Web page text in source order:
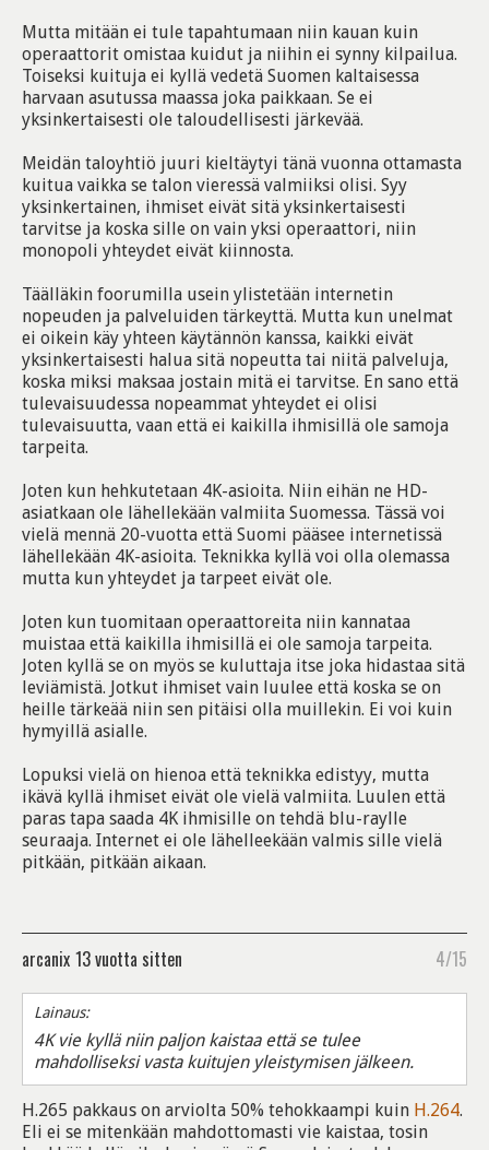
Mutta mitään ei tule tapahtumaan niin kauan kuin
operaattorit omistaa kuidut ja niihin ei synny kilpailua.
Toiseksi kuituja ei kyllä vedetä Suomen kaltaisessa
harvaan asutussa maassa joka paikkaan. Se ei
yksinkertaisesti ole taloudellisesti järkevää.
Meidän taloyhtiö juuri kieltäytyi tänä vuonna ottamasta
kuitua vaikka se talon vieressä valmiiksi olisi. Syy
yksinkertainen, ihmiset eivät sitä yksinkertaisesti
tarvitse ja koska sille on vain yksi operaattori, niin
monopoli yhteydet eivät kiinnosta.
Täälläkin foorumilla usein ylistetään internetin
nopeuden ja palveluiden tärkeyttä. Mutta kun unelmat
ei oikein käy yhteen käytännön kanssa, kaikki eivät
yksinkertaisesti halua sitä nopeutta tai niitä palveluja,
koska miksi maksaa jostain mitä ei tarvitse. En sano että
tulevaisuudessa nopeammat yhteydet ei olisi
tulevaisuutta, vaan että ei kaikilla ihmisillä ole samoja
tarpeita.
Joten kun hehkutetaan 4K-asioita. Niin eihän ne HD-
asiatkaan ole lähellekään valmiita Suomessa. Tässä voi
vielä mennä 20-vuotta että Suomi pääsee internetissä
lähellekään 4K-asioita. Teknikka kyllä voi olla olemassa
mutta kun yhteydet ja tarpeet eivät ole.
Joten kun tuomitaan operaattoreita niin kannataa
muistaa että kaikilla ihmisillä ei ole samoja tarpeita.
Joten kyllä se on myös se kuluttaja itse joka hidastaa sitä
leviämistä. Jotkut ihmiset vain luulee että koska se on
heille tärkeää niin sen pitäisi olla muillekin. Ei voi kuin
hymyillä asialle.
Lopuksi vielä on hienoa että teknikka edistyy, mutta
ikävä kyllä ihmiset eivät ole vielä valmiita. Luulen että
paras tapa saada 4K ihmisille on tehdä blu-raylle
seuraaja. Internet ei ole lähelleekään valmis sille vielä
pitkään, pitkään aikaan.
arcanix 13 vuotta sitten 4/15
Lainaus:
4K vie kyllä niin paljon kaistaa että se tulee
mahdolliseksi vasta kuitujen yleistymisen jälkeen.
H.265 pakkaus on arviolta 50% tehokkaampi kuin H.264.
Eli ei se mitenkään mahdottomasti vie kaistaa, tosin